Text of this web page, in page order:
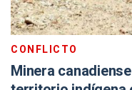
CONFLICTO
Minera